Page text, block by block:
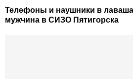
Телефоны и наушники в
мужчина в СИЗО Пятигорска